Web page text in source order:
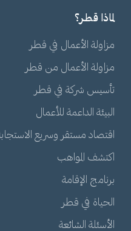
لماذا قطر؟
مزاولة الأعمال في قطر
مزاولة الأعمال من قطر
تأسيس شركة في قطر
البيئة الداعمة للأعمال
اقتصاد مستقر وسريع
اكتشف المواهب
برنامج الإقامة
الحياة في قطر
الأسئلة الشائعة